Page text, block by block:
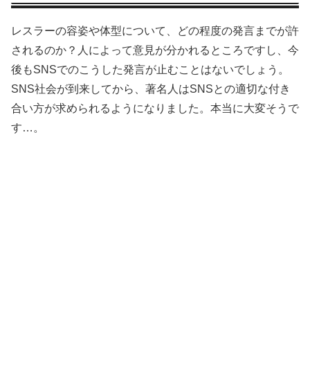
レスラーの容姿や体型について、どの程度の発言までが許
されるのか？人によって意見が分かれるところですし、今
後もSNSでのこうした発言が止むことはないでしょう。
SNS社会が到来してから、著名人はSNSとの適切な付き
合い方が求められるようになりました。本当に大変そうで
す…。